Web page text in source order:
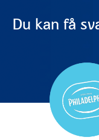
Du kan få